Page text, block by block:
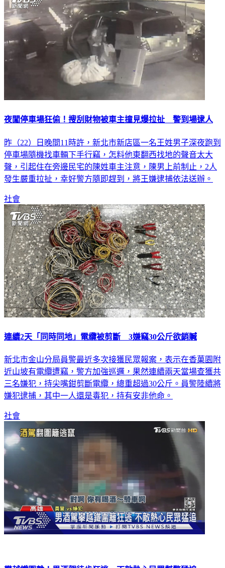
夜闖停車場狂偷！搜刮財物被車主撞見爆拉扯 警到場逮人
昨（22）日晚間11時許，新北市新店區一名王姓男子深夜跑到
停車場隨機找車輛下手行竊，怎料他東翻西找地的聲音太大
聲，引起住在旁邊民宅的陳姓車主注意，陳男上前制止，2人
發生嚴重拉扯，幸好警方隨即趕到，將王嫌逮捕依法送辦。
社會
連續2天「同時同地」電纜被剪斷 3嫌竊30公斤欲銷贓
新北市金山分局員警最近多次接獲民眾報案，表示在香菓園附
近山坡有電纜遭竊，警方加強巡邏，果然連續兩天當場查獲共
三名嫌犯，持尖嘴鉗剪斷電纜，總重超過30公斤。員警陸續將
嫌犯逮捕，其中一人還是毒犯，持有安非他命。
社會